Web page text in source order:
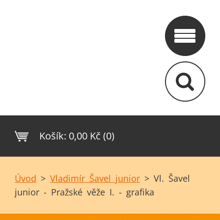
Košík: 0,00 Kč (0)
Úvod > Vladimír Šavel junior > Vl. Šavel
junior - Pražské věže I. - grafika